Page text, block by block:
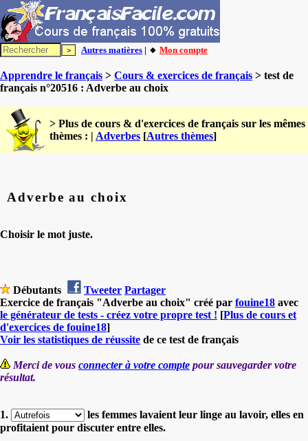
Autres matières | 🔸 Mon compte
Apprendre le français > Cours & exercices de français > test de
français n°20516 : Adverbe au choix
> Plus de cours & d'exercices de français sur les mêmes
thèmes : | Adverbes [Autres thèmes]
Adverbe au choix
Choisir le mot juste.
Débutants Tweeter Partager
Exercice de français "Adverbe au choix" créé par fouine18 avec
le générateur de tests - créez votre propre test ! [Plus de cours et
d'exercices de fouine18]
Voir les statistiques de réussite de ce test de français
Merci de vous connecter à votre compte pour sauvegarder votre
résultat.
1.
les femmes lavaient leur linge au lavoir, elles en
profitaient pour discuter entre elles.